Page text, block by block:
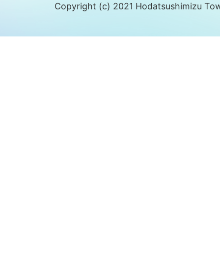
Copyright (c) 2021 Hodatsushimizu